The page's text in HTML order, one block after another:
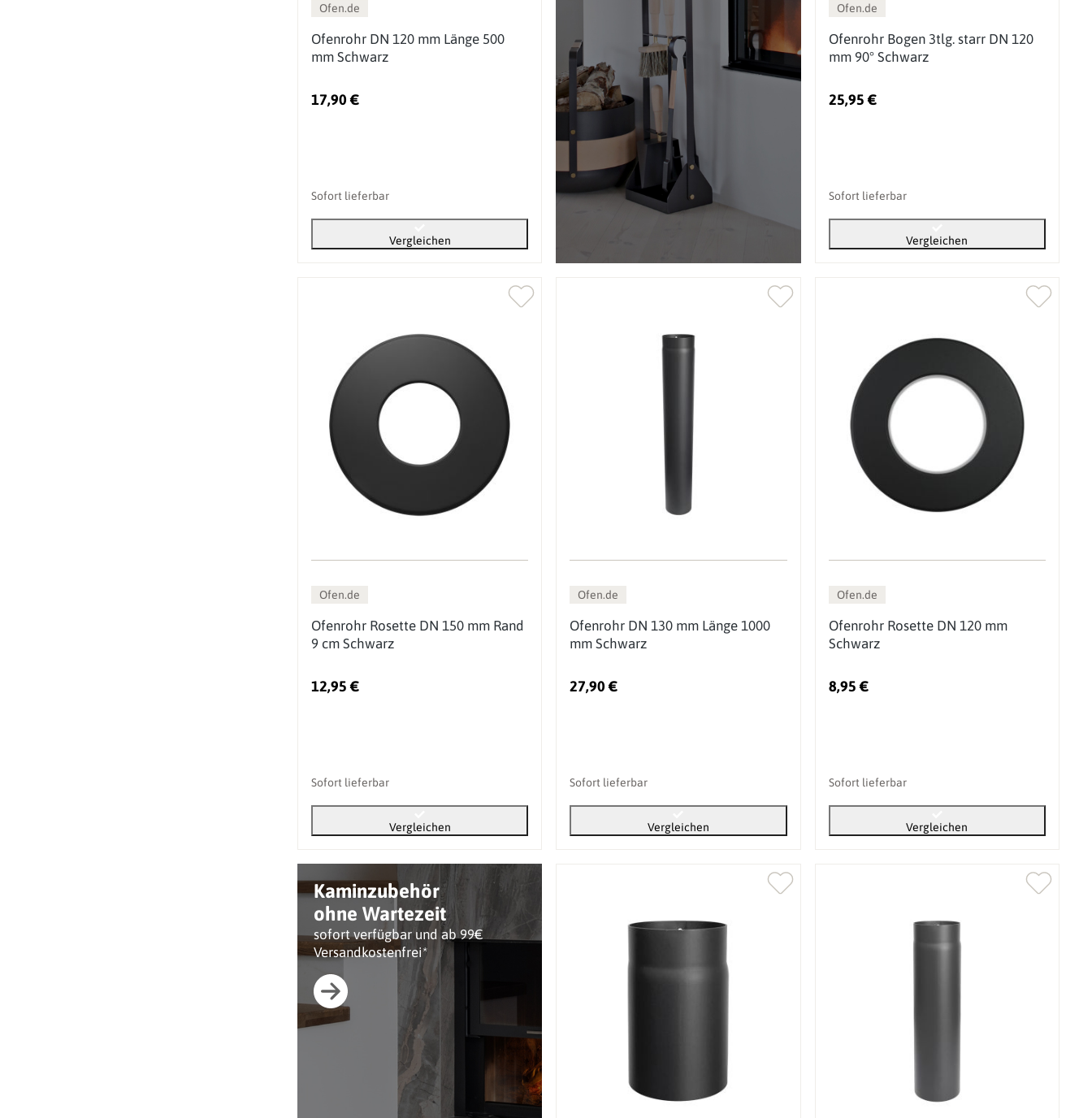
Kaminzubehör
ohne Wartezeit
sofort verfügbar und ab 99€
Versandkostenfrei*
Ofen.de
Ofenrohr DN 120 mm Länge 500
mm Schwarz
17,90 €
Sofort lieferbar
Vergleichen
Ofen.de
Ofenrohr Bogen 3tlg. starr DN 120
mm 90° Schwarz
25,95 €
Sofort lieferbar
Vergleichen
Ofen.de
Ofenrohr Rosette DN 150 mm Rand
9 cm Schwarz
12,95 €
Sofort lieferbar
Vergleichen
Ofen.de
Ofenrohr DN 130 mm Länge 1000
mm Schwarz
27,90 €
Sofort lieferbar
Vergleichen
Ofen.de
Ofenrohr Rosette DN 120 mm
Schwarz
8,95 €
Sofort lieferbar
Vergleichen